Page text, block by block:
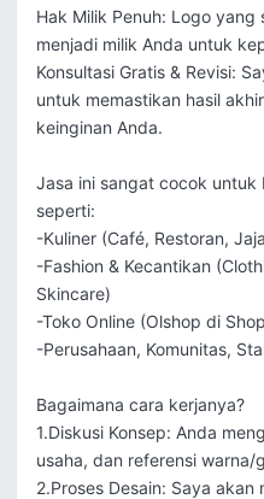
Hak Milik Penuh: Logo yang
menjadi milik Anda untuk
Konsultasi Gratis & Revisi:
untuk memastikan hasil
keinginan Anda.
Jasa ini sangat cocok
seperti:
-Kuliner (Café, Restoran,
-Fashion & Kecantikan
Skincare)
-Toko Online (Olshop di
-Perusahaan, Komunitas,
Bagaimana cara kerjanya?
1.Diskusi Konsep: Anda
usaha, dan referensi
2.Proses Desain: Saya